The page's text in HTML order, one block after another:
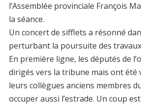
l’Assemblée provinciale François
la séance.
Un concert de sifflets a résonné
perturbant la poursuite des
En première ligne, les députés de
dirigés vers la tribune mais ont été
leurs collègues anciens membres
occuper aussi l’estrade. Un coup